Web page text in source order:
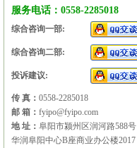
服务电话：0558-2285018
综合咨询一部:
综合咨询二部:
投诉建议:
传 真： 0558-2285018
邮 箱： fyipo@fyipo.com
地 址： 阜阳市颍州区润河路588号
华润阜阳中心B座商业办公楼2017